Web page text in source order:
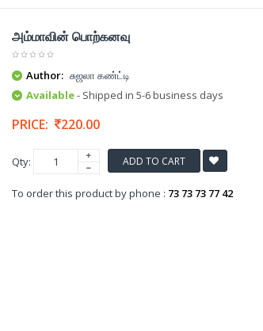
அம்மாவின் பொற்கனவு
Author: சுஜலா கண்ட்டி
Available- Shipped in 5-6 business days
PRICE: 220.00
Qty: ADD TO CART
To order this product by phone : 73 73 73 77 42